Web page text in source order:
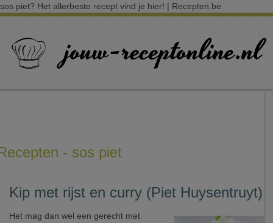
sos piet? Het allerbeste recept vind je hier! | Recepten.be
- sos piet
Kip met rijst en curry (Piet Huysentruyt)
Het mag dan wel een gerecht met